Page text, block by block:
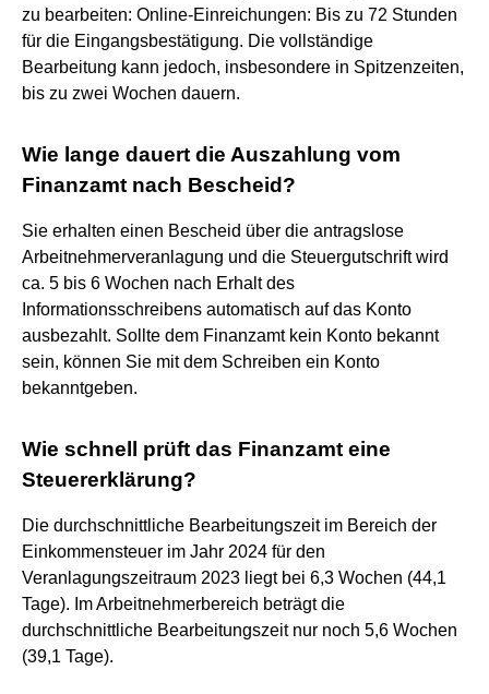
zu bearbeiten: Online-Einreichungen: Bis zu 72 Stunden
für die Eingangsbestätigung. Die vollständige
Bearbeitung kann jedoch, insbesondere in Spitzenzeiten,
bis zu zwei Wochen dauern.
Wie lange dauert die Auszahlung vom
Finanzamt nach Bescheid?
Sie erhalten einen Bescheid über die antragslose
Arbeitnehmerveranlagung und die Steuergutschrift wird
ca. 5 bis 6 Wochen nach Erhalt des
Informationsschreibens automatisch auf das Konto
ausbezahlt. Sollte dem Finanzamt kein Konto bekannt
sein, können Sie mit dem Schreiben ein Konto
bekanntgeben.
Wie schnell prüft das Finanzamt eine
Steuererklärung?
Die durchschnittliche Bearbeitungszeit im Bereich der
Einkommensteuer im Jahr 2024 für den
Veranlagungszeitraum 2023 liegt bei 6,3 Wochen (44,1
Tage). Im Arbeitnehmerbereich beträgt die
durchschnittliche Bearbeitungszeit nur noch 5,6 Wochen
(39,1 Tage).